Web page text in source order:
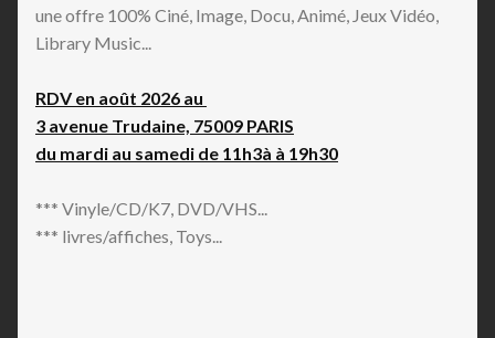
une offre 100% Ciné, Image, Docu, Animé, Jeux Vidéo,
Library Music...
RDV en août 2026 au
3 avenue Trudaine, 75009 PARIS
du mardi au samedi de 11h3à à 19h30
*** Vinyle/CD/K7, DVD/VHS...
*** livres/affiches, Toys...